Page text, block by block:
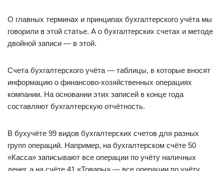
О главных терминах и принципах бухгалтерского учёта мы
говорили в этой статье. А о бухгалтерских счетах и методе
двойной записи — в этой.
Счета бухгалтерского учёта — таблицы, в которые вносят
информацию о финансово-хозяйственных операциях
компании. На основании этих записей в конце года
составляют бухгалтерскую отчётность.
В бухучёте 99 видов бухгалтерских счетов для разных
групп операций. Например, на бухгалтерском счёте 50
«Касса» записывают все операции по учёту наличных
денег, а на счёте 41 «Товары» — все операции по учёту